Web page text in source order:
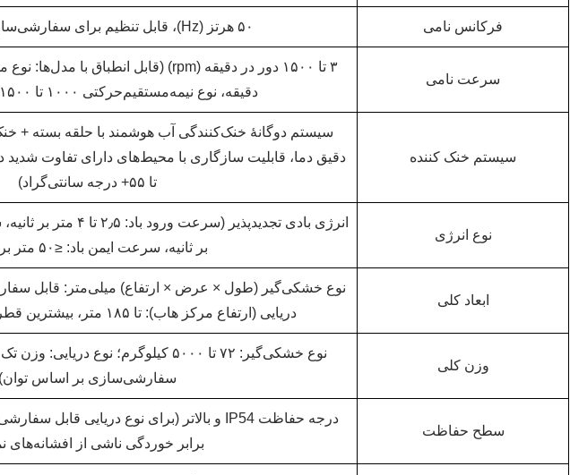
فرکانس نامی ۵۰ هرتز (Hz)، قابل تنظیم برای سفارشی‌سازی با ۶۰ هرتز
سرعت نامی
دقیقه، نوع نیمه‌مستقیم‌حرکتی ۱۰۰۰ تا ۱۵۰۰ دور در دقیقه)
سیستم خنک کننده
سیستم دوگانهٔ خنک‌کنندگی آب هوشمند با حلقه بسته +
تا ۵۵+ درجه سانتی‌گراد)
نوع انرژی
بر ثانیه، سرعت ایمن باد: ≤۵۰ متر بر ثانیه)
ابعاد کلی
نوع خشکی‌گیر (طول × عرض × ارتفاع) میلی‌متر: قابل
دریایی (ارتفاع مرکز هاب): تا ۱۸۵ متر، بیشترین قطر پرهٔ توربین: ۳۱۰ متر
وزن کلی
نوع خشکی‌گیر: ۷۲ تا ۵۰۰۰ کیلوگرم؛ نوع
سفارشی‌سازی بر اساس توان)
سطح حفاظت
برابر خوردگی ناشی از افشانه‌های